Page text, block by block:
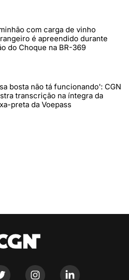
com carga de vinho
é apreendido durante
do Choque na BR-369
bosta não tá funcionando': CGN
transcrição na íntegra da
preta da Voepass